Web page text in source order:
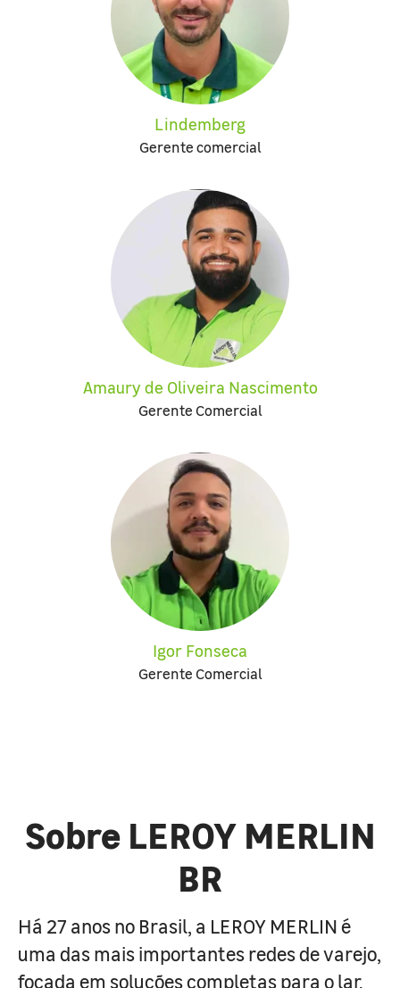
Lindemberg
Gerente comercial
Amaury de Oliveira Nascimento
Gerente Comercial
Igor Fonseca
Gerente Comercial
Sobre LEROY MERLIN
BR
Há 27 anos no Brasil, a LEROY MERLIN é
uma das mais importantes redes de varejo,
focada em soluções completas para o lar.